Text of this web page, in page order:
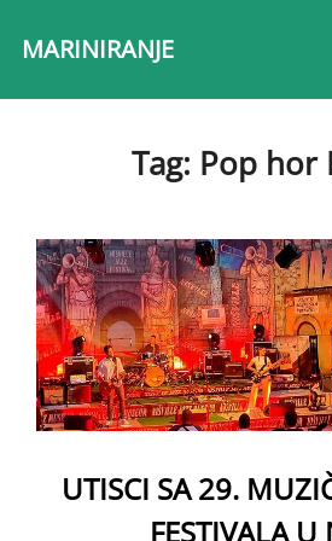
MARINIRANJE
Tag: Pop hor
UTISCI SA 29.
FESTIVALA U